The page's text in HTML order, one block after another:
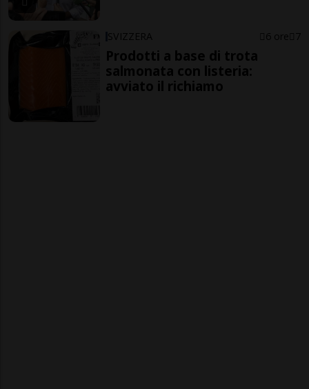
SVIZZERA 6 ore 7
Prodotti a base di trota
salmonata con listeria:
avviato il richiamo